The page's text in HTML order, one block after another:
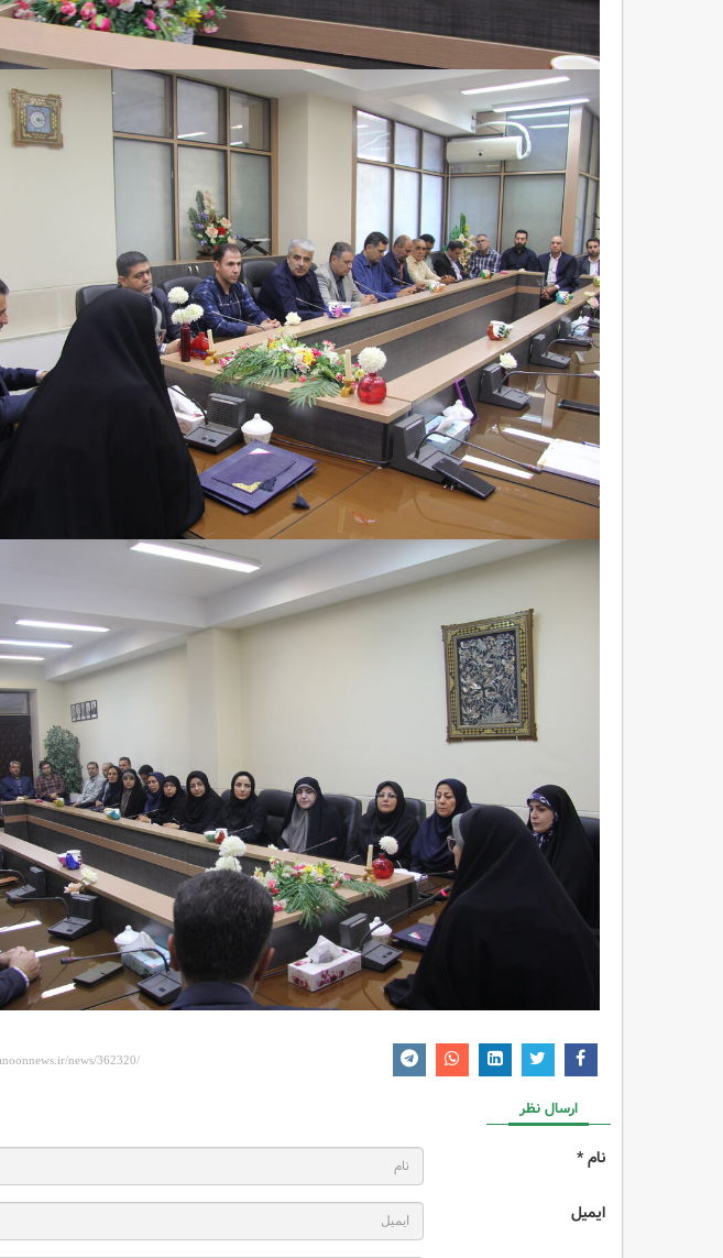
ارسال نظر
نام *
ایمیل